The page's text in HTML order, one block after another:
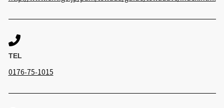

TEL
0176-75-1015